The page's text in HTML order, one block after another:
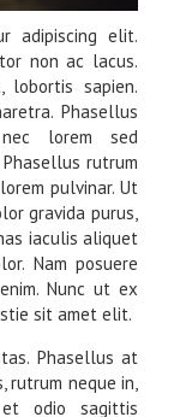
adipiscing elit.
non ac lacus.
lobortis sapien.
Phasellus
lorem sed
rutrum
pulvinar. Ut
gravida purus,
iaculis aliquet
Nam posuere
Nunc ut ex
sit amet elit.
Phasellus at
rutrum neque in,
odio sagittis